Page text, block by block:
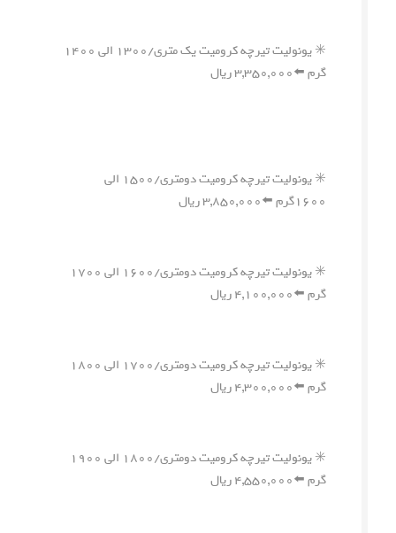
✳️ یونولیت تیرچه کرومیت یک متری/۱۳۰۰ الی ۱۴۰۰
گرم ⬅️۳,۳۵۰,۰۰۰ ریال
✳️ یونولیت تیرچه کرومیت دومتری/۱۵۰۰ الی
۱۶۰۰گرم ⬅️۳,۸۵۰,۰۰۰ ریال
✳️ یونولیت تیرچه کرومیت دومتری/۱۶۰۰ الی ۱۷۰۰
گرم ⬅️۴,۱۰۰,۰۰۰ ریال
✳️ یونولیت تیرچه کرومیت دومتری/۱۷۰۰ الی ۱۸۰۰
گرم ⬅️۴,۳۰۰,۰۰۰ ریال
✳️ یونولیت تیرچه کرومیت دومتری/۱۸۰۰ الی ۱۹۰۰
گرم ⬅️۴,۵۵۰,۰۰۰ ریال